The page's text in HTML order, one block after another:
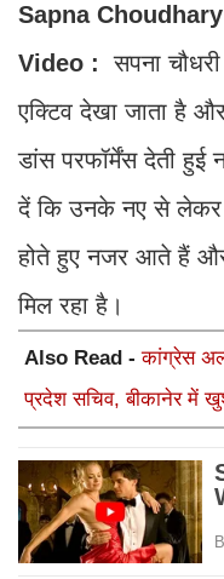
Sapna
Video : सपना
एक्टिव देखा जाता है
डांस परफॉर्मेंस देती
दें कि उनके नए से लेकर
होते हुए नजर आते हैं
मिल रहा है।
Also Read -कांग्रेस
प्रदेश सचिव, बीकानेर में